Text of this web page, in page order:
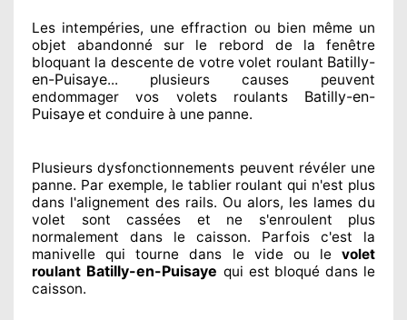
Les intempéries, une effraction ou bien même un
objet abandonné sur le rebord de la fenêtre
bloquant la descente de votre volet roulant Batilly-
en-Puisaye... plusieurs causes peuvent
endommager vos volets roulants Batilly-en-
Puisaye et conduire à une panne.
Plusieurs dysfonctionnements peuvent révélerune
panne. Par exemple, le tablier roulant qui n'est plus
dans l'alignement des rails. Ou alors, les lames du
volet sont cassées et ne s'enroulent plus
normalement dans le caisson. Parfois c'est la
manivelle qui tourne dans le vide ou le volet
roulant Batilly-en-Puisaye qui est bloqué dans le
caisson.